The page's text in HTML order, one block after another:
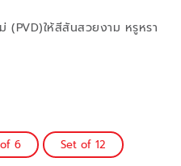
(PVD)ให้สีสันสวยงาม หรูหรา
6 Set of 12